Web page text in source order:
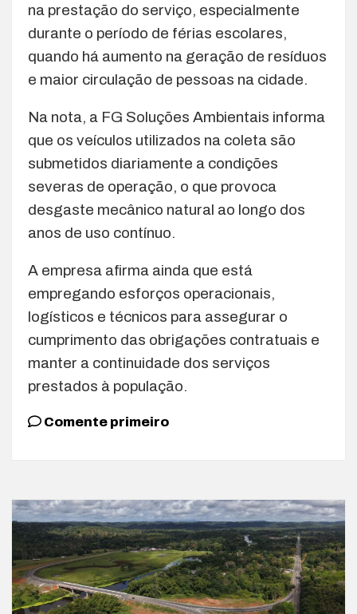
na prestação do serviço, especialmente
durante o período de férias escolares,
quando há aumento na geração de resíduos
e maior circulação de pessoas na cidade.
Na nota, a FG Soluções Ambientais informa
que os veículos utilizados na coleta são
submetidos diariamente a condições
severas de operação, o que provoca
desgaste mecânico natural ao longo dos
anos de uso contínuo.
A empresa afirma ainda que está
empregando esforços operacionais,
logísticos e técnicos para assegurar o
cumprimento das obrigações contratuais e
manter a continuidade dos serviços
prestados à população.
Comente primeiro